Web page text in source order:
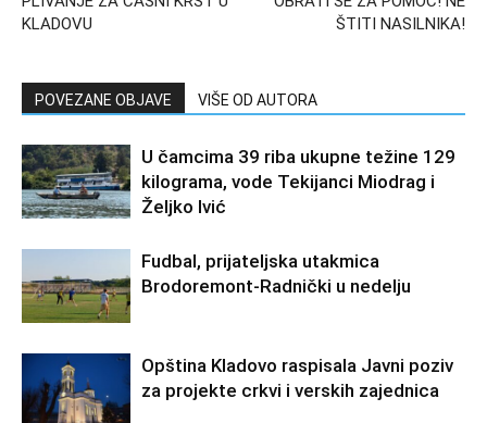
KLADOVU
ŠTITI NASILNIKA!
POVEZANE OBJAVE VIŠE OD AUTORA
U čamcima 39 riba ukupne težine 129
kilograma, vode Tekijanci Miodrag i
Željko Ivić
Fudbal, prijateljska utakmica
Brodoremont-Radnički u nedelju
Opština Kladovo raspisala Javni poziv
za projekte crkvi i verskih zajednica